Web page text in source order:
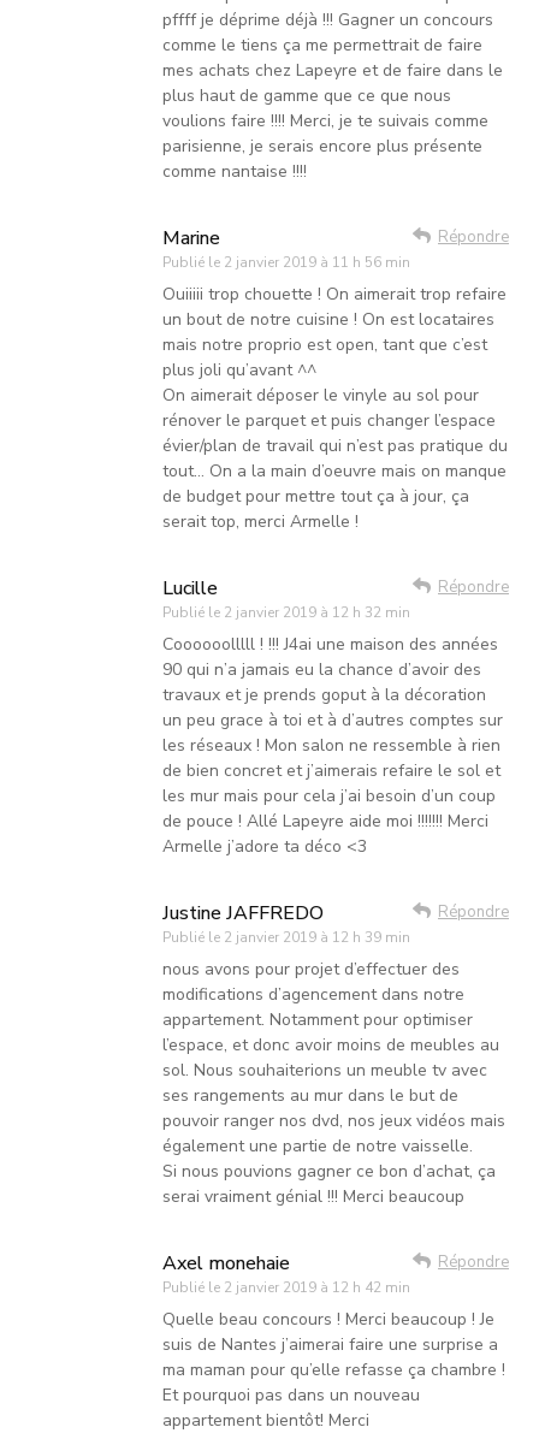
pffff je déprime déjà !!! Gagner un concours
comme le tiens ça me permettrait de faire
mes achats chez Lapeyre et de faire dans le
plus haut de gamme que ce que nous
voulions faire !!!! Merci, je te suivais comme
parisienne, je serais encore plus présente
comme nantaise !!!!
Marine
Publié le 2 janvier 2019 à 11 h 56 min
Répondre
Ouiiiii trop chouette ! On aimerait trop refaire
un bout de notre cuisine ! On est locataires
mais notre proprio est open, tant que c’est
plus joli qu’avant ^^
On aimerait déposer le vinyle au sol pour
rénover le parquet et puis changer l’espace
évier/plan de travail qui n’est pas pratique du
tout… On a la main d’oeuvre mais on manque
de budget pour mettre tout ça à jour, ça
serait top, merci Armelle !
Lucille
Publié le 2 janvier 2019 à 12 h 32 min
Répondre
Coooooolllll ! !!! J4ai une maison des années
90 qui n’a jamais eu la chance d’avoir des
travaux et je prends goput à la décoration
un peu grace à toi et à d’autres comptes sur
les réseaux ! Mon salon ne ressemble à rien
de bien concret et j’aimerais refaire le sol et
les mur mais pour cela j’ai besoin d’un coup
de pouce ! Allé Lapeyre aide moi !!!!!!! Merci
Armelle j’adore ta déco <3
Justine JAFFREDO
Publié le 2 janvier 2019 à 12 h 39 min
Répondre
nous avons pour projet d’effectuer des
modifications d’agencement dans notre
appartement. Notamment pour optimiser
l’espace, et donc avoir moins de meubles au
sol. Nous souhaiterions un meuble tv avec
ses rangements au mur dans le but de
pouvoir ranger nos dvd, nos jeux vidéos mais
également une partie de notre vaisselle.
Si nous pouvions gagner ce bon d’achat, ça
serai vraiment génial !!! Merci beaucoup
Axel monehaie
Publié le 2 janvier 2019 à 12 h 42 min
Répondre
Quelle beau concours ! Merci beaucoup ! Je
suis de Nantes j’aimerai faire une surprise a
ma maman pour qu’elle refasse ça chambre !
Et pourquoi pas dans un nouveau
appartement bientôt! Merci